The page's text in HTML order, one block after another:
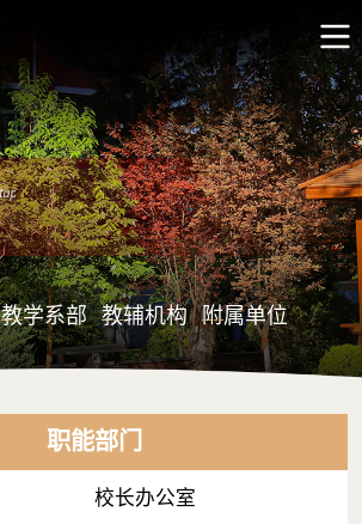
教学系部 教辅机构 附属单位
职能部门
校长办公室